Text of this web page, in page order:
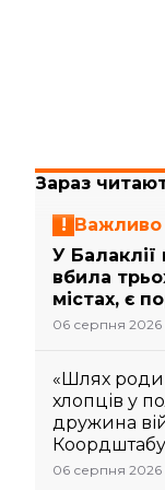
Зараз
Важливо
У Балаклії
вбила
містах, є
06 серпня
«Шлях
хлопців у
дружина
Коордштабу
06 серпня